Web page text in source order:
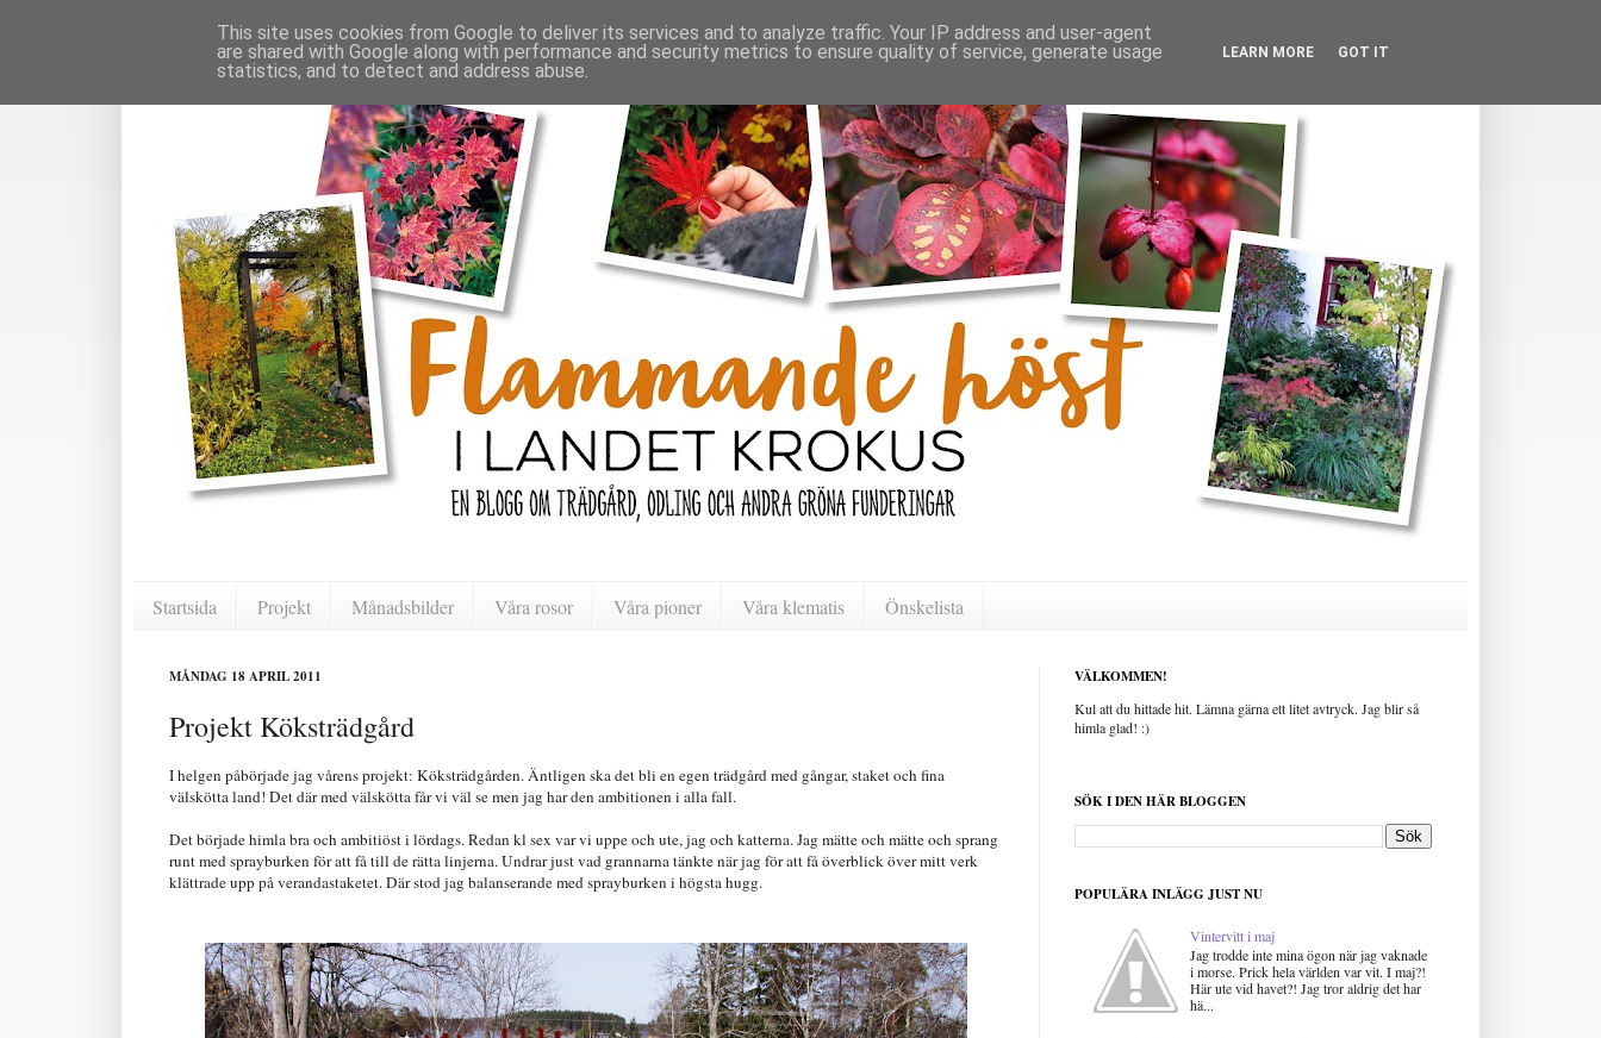
Startsida Projekt Månadsbilder Våra rosor Våra pioner Våra klematis Önskelista
MÅNDAG 18 APRIL 2011
Projekt Köksträdgård
I helgen påbörjade jag vårens projekt: Köksträdgården. Äntligen ska det bli en egen trädgård med gångar, staket och fina
välskötta land! Det där med välskötta får vi väl se men jag har den ambitionen i alla fall.
Det började himla bra och ambitiöst i lördags. Redan kl sex var vi uppe och ute, jag och katterna. Jag mätte och mätte och sprang
runt med sprayburken för att få till de rätta linjerna. Undrar just vad grannarna tänkte när jag för att få överblick över mitt verk
klättrade upp på verandastaketet. Där stod jag balanserande med sprayburken i högsta hugg.
VÄLKOMMEN!
Kul att du hittade hit. Lämna gärna ett litet avtryck. Jag blir så
himla glad! :)
SÖK I DEN HÄR BLOGGEN
POPULÄRA INLÄGG JUST NU
Vintervitt i maj
Jag trodde inte mina ögon när jag vaknade
i morse. Prick hela världen var vit. I maj?!
Här ute vid havet?! Jag tror aldrig det har
hä...
This site uses cookies from Google to deliver its services and to analyze traffic. Your IP address and user-agent
are shared with Google along with performance and security metrics to ensure quality of service, generate usage
statistics, and to detect and address abuse.
LEARN MORE GOT IT